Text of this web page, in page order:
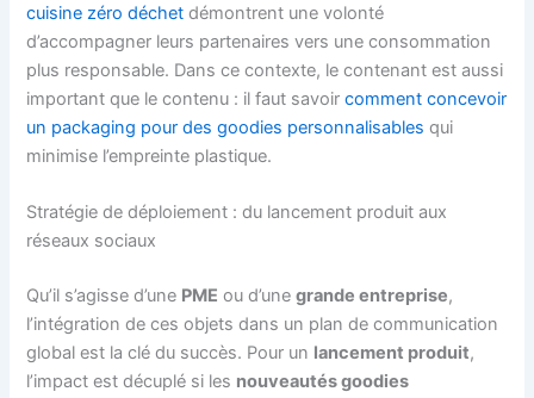
cuisine zéro déchet démontrent une volonté
d’accompagner leurs partenaires vers une consommation
plus responsable. Dans ce contexte, le contenant est aussi
important que le contenu : il faut savoircomment concevoir
un packaging pour des goodies personnalisables qui
minimise l’empreinte plastique.
Stratégie de déploiement : du lancement produit aux
réseaux sociaux
Qu’il s’agisse d’une PME ou d’unegrande entreprise,
l’intégration de ces objets dans un plan de communication
global est la clé du succès. Pour un lancement produit,
l’impact est décuplé si les nouveautés goodies